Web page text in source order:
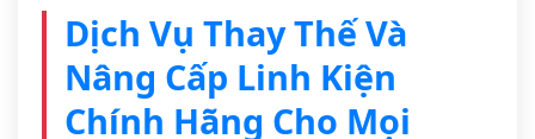
Dịch Vụ Thay Thế Và
Nâng Cấp Linh Kiện
Chính Hãng Cho Mọi